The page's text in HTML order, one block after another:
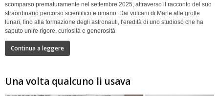
scomparso prematuramente nel settembre 2025, attraverso il racconto del suo
straordinario percorso scientifico e umano. Dai vulcani di Marte alle grotte
lunari, fino alla formazione degli astronauti, l'eredità di uno studioso che ha
saputo unire rigore, curiosità e generosità
Continua a leggere
Una volta qualcuno li usava